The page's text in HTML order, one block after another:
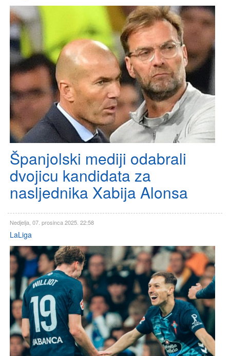
Španjolski mediji odabrali
dvojicu kandidata za
nasljednika Xabija Alonsa
Nedjelja, 07. prosinca 2025. 22:58
LaLiga